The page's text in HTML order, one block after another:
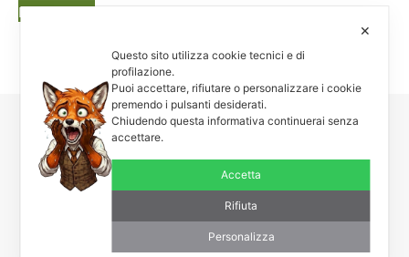
Leggi tutto
Carnosa & Spinosa
Piante grasse, succulente e cactacee – Via Teodora Bresciani, 40 –
25080 Manerba BS – P.I. 04796900985 – Tel/Fax +39 0365
654261
✕
Questo sito utilizza cookie tecnici e di
profilazione.
Puoi accettare, rifiutare o personalizzare i cookie
premendo i pulsanti desiderati.
Chiudendo questa informativa continuerai senza
accettare.
Accetta
Rifiuta
Personalizza